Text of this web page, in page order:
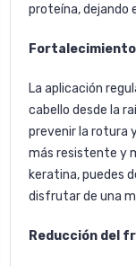
proteína, dejando
La aplicación
cabello desde la
prevenir la rotura
más resistente y
keratina, puedes
disfrutar de una
Reducción del